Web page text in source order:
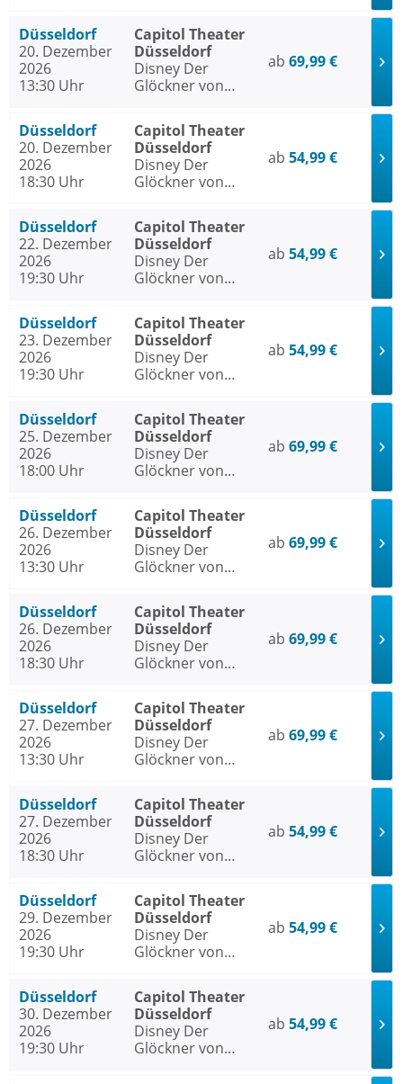
Düsseldorf
20. Dezember
2026
13:30 Uhr
Capitol Theater
Düsseldorf
Disney Der
Glöckner von
ab 69,99 €
Düsseldorf
20. Dezember
2026
18:30 Uhr
Capitol Theater
Düsseldorf
Disney Der
Glöckner von
ab 54,99 €
Düsseldorf
22. Dezember
2026
19:30 Uhr
Capitol Theater
Düsseldorf
Disney Der
Glöckner von
ab 54,99 €
Düsseldorf
23. Dezember
2026
19:30 Uhr
Capitol Theater
Düsseldorf
Disney Der
Glöckner von
ab 54,99 €
Düsseldorf
25. Dezember
2026
18:00 Uhr
Capitol Theater
Düsseldorf
Disney Der
Glöckner von
ab 69,99 €
Düsseldorf
26. Dezember
2026
13:30 Uhr
Capitol Theater
Düsseldorf
Disney Der
Glöckner von
ab 69,99 €
Düsseldorf
26. Dezember
2026
18:30 Uhr
Capitol Theater
Düsseldorf
Disney Der
Glöckner von
ab 69,99 €
Düsseldorf
27. Dezember
2026
13:30 Uhr
Capitol Theater
Düsseldorf
Disney Der
Glöckner von
ab 69,99 €
Düsseldorf
27. Dezember
2026
18:30 Uhr
Capitol Theater
Düsseldorf
Disney Der
Glöckner von
ab 54,99 €
Düsseldorf
29. Dezember
2026
19:30 Uhr
Capitol Theater
Düsseldorf
Disney Der
Glöckner von
ab 54,99 €
Düsseldorf
30. Dezember
2026
19:30 Uhr
Capitol Theater
Düsseldorf
Disney Der
Glöckner von
ab 54,99 €